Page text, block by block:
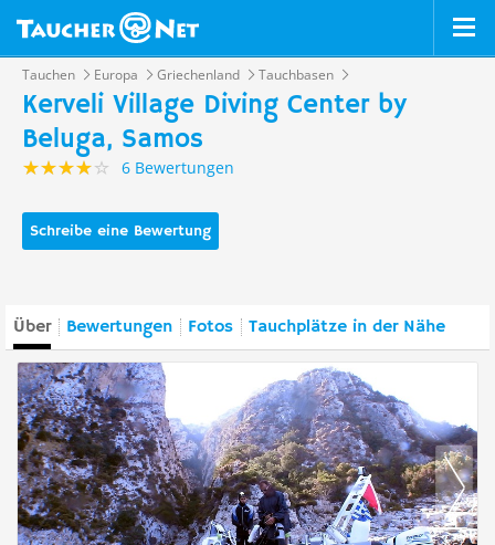
Tauchen Europa Griechenland Tauchbasen
Kerveli Village Diving Center by
Beluga, Samos
6 Bewertungen
Schreibe eine Bewertung
Über Bewertungen Fotos Tauchplätze in der Nähe